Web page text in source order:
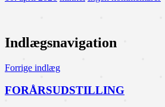
Indlægsnavigation
Forrige indlæg
FORÅRSUDSTILLING